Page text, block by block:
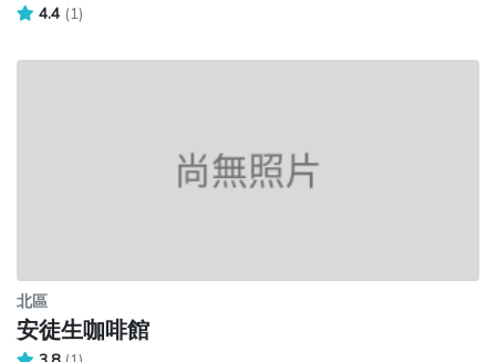
4.4 (1)
北區
安徒生咖啡館